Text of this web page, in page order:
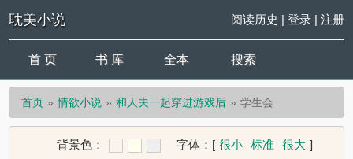
耽美小说 阅读历史 | 登录| 注册
首 页 书 库 全本 搜索
首页 情欲小说 和人夫一起穿进游戏后 学生会
背景色： 字体： [ 很小 标准 很大 ]